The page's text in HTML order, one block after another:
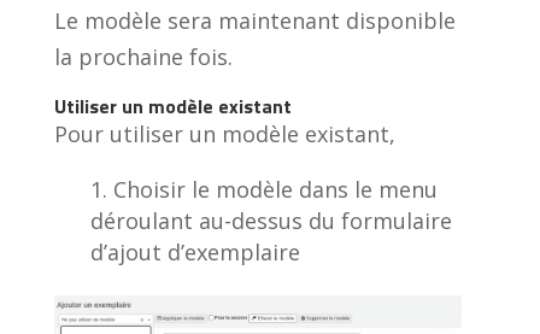
Le modèle sera maintenant disponible
la prochaine fois.
Utiliser un modèle existant
Pour utiliser un modèle existant,
Choisir le modèle dans le menu
déroulant au-dessus du formulaire
d’ajout d’exemplaire